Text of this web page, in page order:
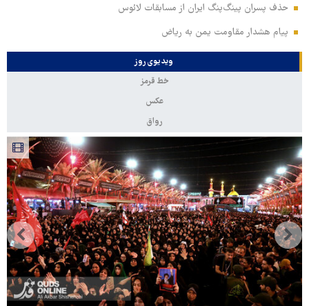
حذف پسران پینگ‌پنگ ایران از مسابقات لائوس
پیام هشدار مقاومت یمن به ریاض
ویدیوی روز
خط قرمز
عکس
رواق